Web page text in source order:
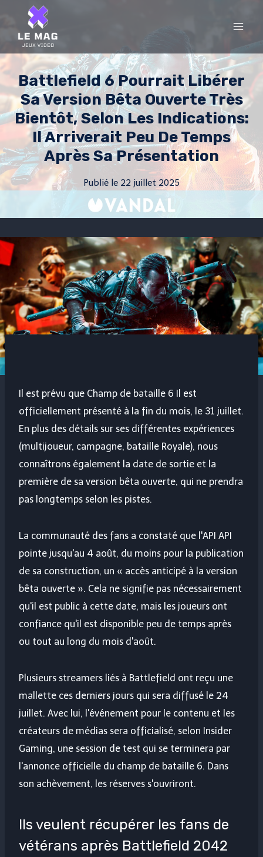
content
Battlefield 6 Pourrait Libérer
Sa Version Bêta Ouverte Très
Bientôt, Selon Les Indications:
Il Arriverait Peu De Temps
Après Sa Présentation
Publié le 22 juillet 2025
Il est prévu que Champ de bataille 6 Il est
officiellement présenté à la fin du mois, le 31 juillet.
En plus des détails sur ses différentes expériences
(multijoueur, campagne, bataille Royale), nous
connaîtrons également la date de sortie et la
première de sa version bêta ouverte, qui ne prendra
pas longtemps selon les pistes.
La communauté des fans a constaté que l'API API
pointe jusqu'au 4 août, du moins pour la publication
de sa construction, un « accès anticipé à la version
bêta ouverte ». Cela ne signifie pas nécessairement
qu'il est public à cette date, mais les joueurs ont
confiance qu'il est disponible peu de temps après
ou tout au long du mois d'août.
Plusieurs streamers liés à Battlefield ont reçu une
mallette ces derniers jours qui sera diffusé le 24
juillet. Avec lui, l'événement pour le contenu et les
créateurs de médias sera officialisé, selon Insider
Gaming, une session de test qui se terminera par
l'annonce officielle du champ de bataille 6. Dans
son achèvement, les réserves s'ouvriront.
Ils veulent récupérer les fans de
vétérans après Battlefield 2042